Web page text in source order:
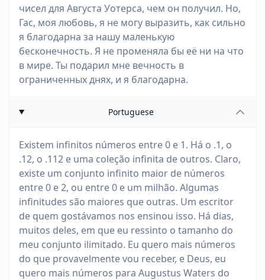
чисел для Августа Уотерса, чем он получил. Но,
Гас, моя любовь, я не могу выразить, как сильно
я благодарна за нашу маленькую
бесконечность. Я не променяла бы её ни на что
в мире. Ты подарил мне вечность в
ограниченных днях, и я благодарна.
Portuguese
Existem infinitos números entre 0 e 1. Há o .1, o
.12, o .112 e uma coleção infinita de outros. Claro,
existe um conjunto infinito maior de números
entre 0 e 2, ou entre 0 e um milhão. Algumas
infinitudes são maiores que outras. Um escritor
de quem gostávamos nos ensinou isso. Há dias,
muitos deles, em que eu ressinto o tamanho do
meu conjunto ilimitado. Eu quero mais números
do que provavelmente vou receber, e Deus, eu
quero mais números para Augustus Waters do